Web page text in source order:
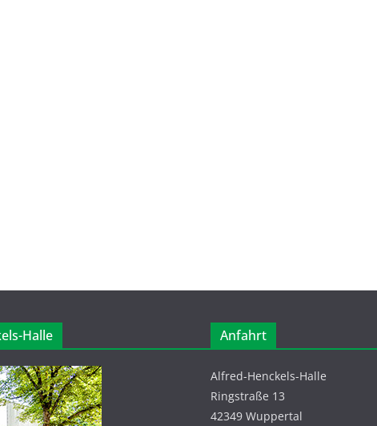
Halle Anfahrt
Alfred-Henckels-Halle
Ringstraße 13
42349 Wuppertal